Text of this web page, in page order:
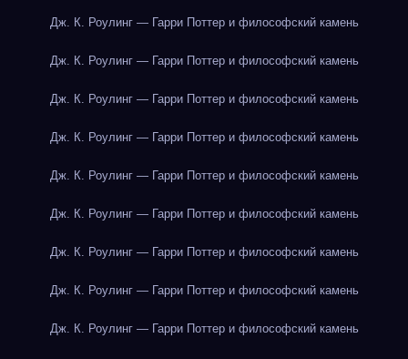
Дж. К. Роулинг — Гарри Поттер и философский камень
Дж. К. Роулинг — Гарри Поттер и философский камень
Дж. К. Роулинг — Гарри Поттер и философский камень
Дж. К. Роулинг — Гарри Поттер и философский камень
Дж. К. Роулинг — Гарри Поттер и философский камень
Дж. К. Роулинг — Гарри Поттер и философский камень
Дж. К. Роулинг — Гарри Поттер и философский камень
Дж. К. Роулинг — Гарри Поттер и философский камень
Дж. К. Роулинг — Гарри Поттер и философский камень